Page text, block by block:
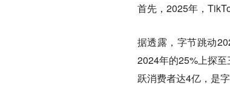
首先，2025年，
据透露，字节跳动
2024年的25%上探
跃消费者达4亿，是